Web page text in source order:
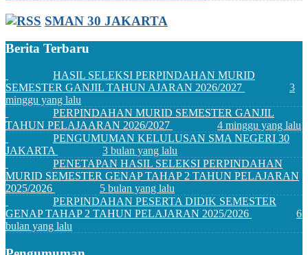
SMAN 30 JAKARTA
Berita Terbaru
HASIL SELEKSI PERPINDAHAN MURID
SEMESTER GANJIL TAHUN AJARAN 2026/2027
3
minggu yang lalu
PERPINDAHAN MURID SEMESTER GANJIL
TAHUN PELAJAARAN 2026/2027
4 minggu yang lalu
PENGUMUMAN KELULUSAN SMA NEGERI 30
JAKARTA
3 bulan yang lalu
PENETAPAN HASIL SELEKSI PERPINDAHAN
MURID SEMESTER GENAP TAHAP 2 TAHUN PELAJARAN
2025/2026
5 bulan yang lalu
PERPINDAHAN PESERTA DIDIK SEMESTER
GENAP TAHAP 2 TAHUN PELAJARAN 2025/2026
6
bulan yang lalu